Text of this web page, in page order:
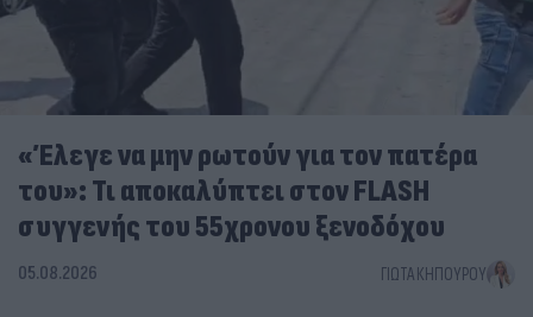
«Έλεγε να μην ρωτούν για τον πατέρα
του»: Τι αποκαλύπτει στον FLASH
συγγενής του 55χρονου ξενοδόχου
05.08.2026 ΓΙΏΤΑ ΚΗΠΟΥΡΟΎ